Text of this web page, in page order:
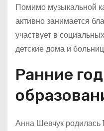
Помимо музыкальной
активно занимается
участвует в
детские дома и
Ранние
Анна Шевчук родилась